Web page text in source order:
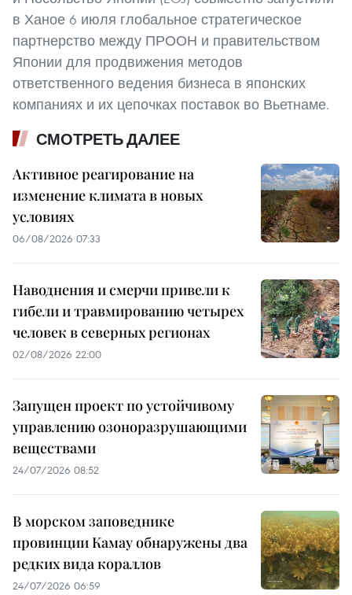
в Ханое 6 июля глобальное стратегическое
партнерство между ПРООН и правительством
Японии для продвижения методов
ответственного ведения бизнеса в японских
компаниях и их цепочках поставок во Вьетнаме.
СМОТРЕТЬ ДАЛЕЕ
Активное реагирование на
изменение климата в новых
условиях
06/08/2026 07:33
Наводнения и смерчи привели к
гибели и травмированию четырех
человек в северных регионах
02/08/2026 22:00
Запущен проект по устойчивому
управлению озоноразрушающими
веществами
24/07/2026 08:52
В морском заповеднике
провинции Камау обнаружены два
редких вида кораллов
24/07/2026 06:59